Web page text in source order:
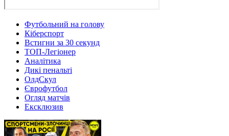
Футбольний на голову
Кіберспорт
Встигни за 30 секунд
ТОП-Легіонер
Аналітика
Дикі пенальті
ОлдСкул
Єврофутбол
Огляд матчів
Ексклюзив